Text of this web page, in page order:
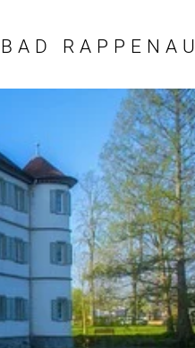
RAPPENAU